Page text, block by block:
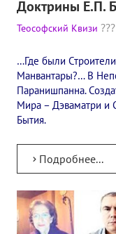
Доктрины Е.П.
Теософский Квизи
…Где были
Манвантары?… В
Паранишпанна.
Мира – Дэваматри и
Бытия.
Подробнее...